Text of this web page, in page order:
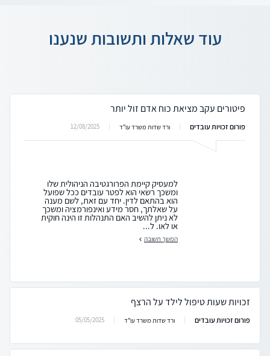
עוד שאלות ותשובות שנענו
פיטורים עקב מציאת כוח אדם זול יותר
פורום זכויות עובדים ורד שדות משרד עו"ד 12/08/2025
למעסיק קיימת הפרורגטיבה הניהולית שלו
ומשכך רשאי הוא לפטר עובדים ככל שפועל
הוא בהתאם לדין. יחד עם זאת, לשם מענה
על שאלתך, חסר מידע ואינפורמציה ומשכך
לא ניתן להשיב האם התנהלות זו הינה חוקית
או לאו. ל...
המשך תשובה
זכויות שעות טיפול לילד על הרצף
פורום זכויות עובדים ורד שדות משרד עו"ד 05/05/2025